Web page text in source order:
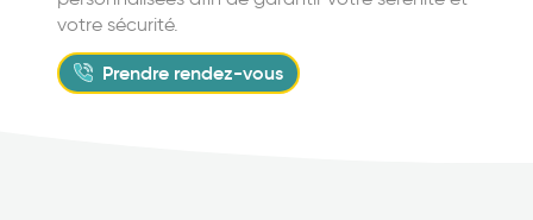
votre sécurité.
Prendre rendez-vous